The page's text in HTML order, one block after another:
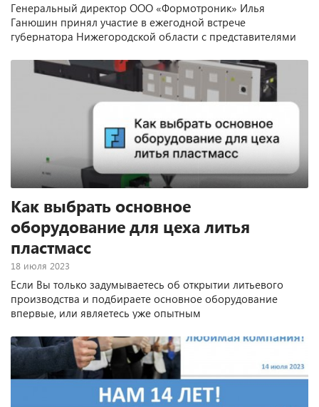
Генеральный директор ООО «Формотроник» Илья
Ганюшин принял участие в ежегодной встрече
губернатора Нижегородской области с представителями
Как выбрать основное
оборудование для цеха литья
пластмасс
18 июля 2023
Если Вы только задумываетесь об открытии литьевого
производства и подбираете основное оборудование
впервые, или являетесь уже опытным
расширении номенклатуры выпускаемого оборудования и
линий, эта информация будет полезна для Вас.